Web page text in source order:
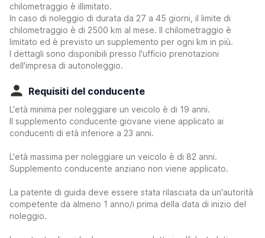
chilometraggio è illimitato.
In caso di noleggio di durata da 27 a 45 giorni, il limite di
chilometraggio è di 2500 km al mese. Il chilometraggio è
limitato ed è previsto un supplemento per ogni km in più.
I dettagli sono disponibili presso l'ufficio prenotazioni
dell'impresa di autonoleggio.
Requisiti del conducente
L'età minima per noleggiare un veicolo è di 19 anni.
Il supplemento conducente giovane viene applicato ai
conducenti di età inferiore a 23 anni.
L'età massima per noleggiare un veicolo è di 82 anni.
Supplemento conducente anziano non viene applicato.
La patente di guida deve essere stata rilasciata da un'autorità
competente da almeno 1 anno/i prima della data di inizio del
noleggio.